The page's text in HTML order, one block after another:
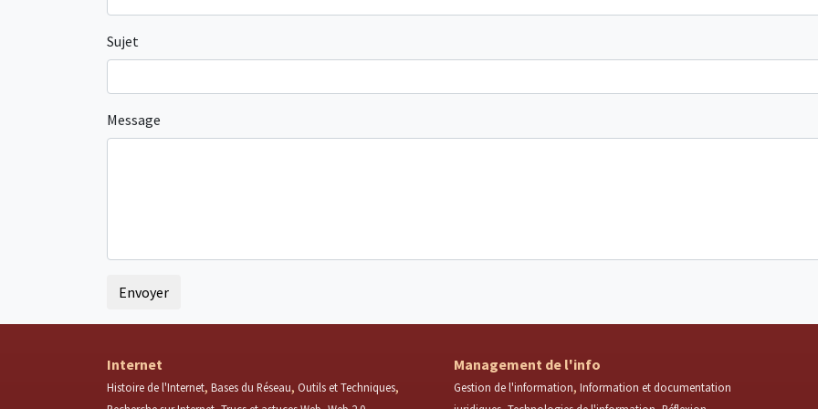
Sujet
Message
Internet
Histoire de l'Internet Bases du Réseau Outils et Techniques
Management de l'info
Gestion de l'information Information et documentation